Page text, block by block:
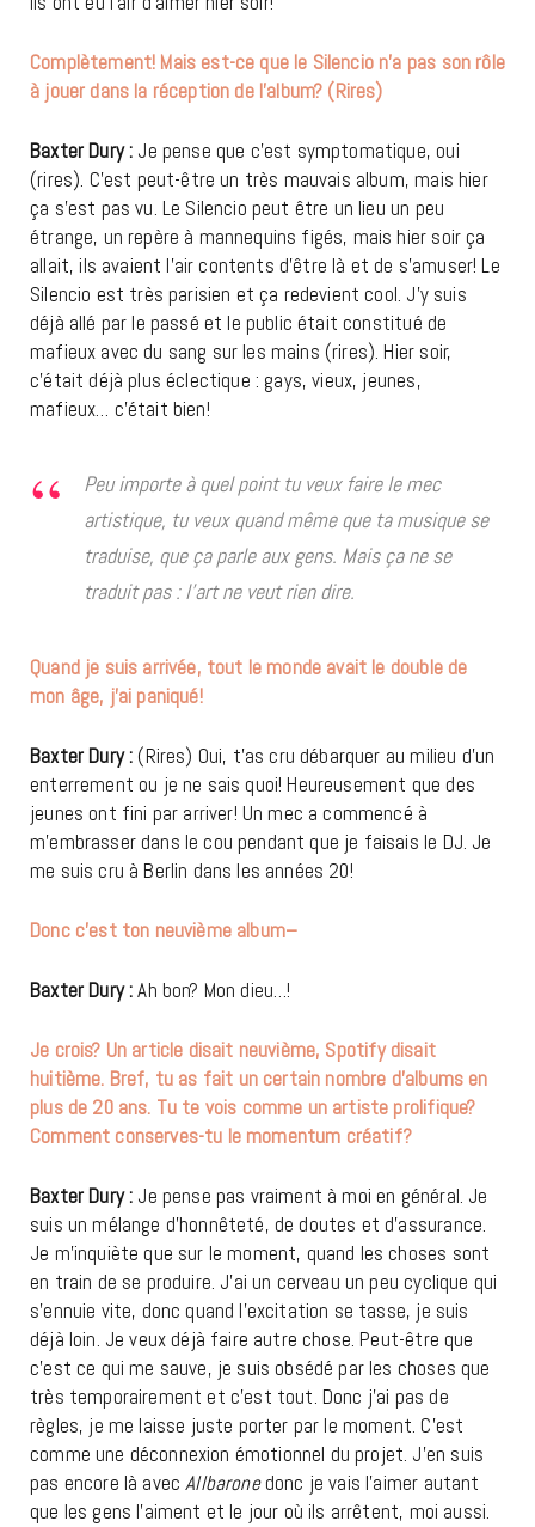
Complètement! Mais est-ce que le Silencio n’a pas son rôle
à jouer dans la réception de l’album? (Rires)
Baxter Dury : Je pense que c’est symptomatique, oui
(rires). C’est peut-être un très mauvais album, mais hier
ça s’est pas vu. Le Silencio peut être un lieu un peu
étrange, un repère à mannequins figés, mais hier soir ça
allait, ils avaient l’air contents d’être là et de s’amuser! Le
Silencio est très parisien et ça redevient cool. J’y suis
déjà allé par le passé et le public était constitué de
mafieux avec du sang sur les mains (rires). Hier soir,
c’était déjà plus éclectique : gays, vieux, jeunes,
mafieux… c’était bien!
Peu importe à quel point tu veux faire le mec
artistique, tu veux quand même que ta musique se
traduise, que ça parle aux gens. Mais ça ne se
traduit pas : l’art ne veut rien dire.
Quand je suis arrivée, tout le monde avait le double de
mon âge, j’ai paniqué!
Baxter Dury : (Rires) Oui, t’as cru débarquer au milieu d’un
enterrement ou je ne sais quoi! Heureusement que des
jeunes ont fini par arriver! Un mec a commencé à
m’embrasser dans le cou pendant que je faisais le DJ. Je
me suis cru à Berlin dans les années 20!
Donc c’est ton neuvième album–
Baxter Dury :Ah bon? Mon dieu…!
Je crois? Un article disait neuvième, Spotify disait
huitième. Bref, tu as fait un certain nombre d’albums en
plus de 20 ans. Tu te vois comme un artiste prolifique?
Comment conserves-tu le momentum créatif?
Baxter Dury : Je pense pas vraiment à moi en général. Je
suis un mélange d’honnêteté, de doutes et d’assurance.
Je m’inquiète que sur le moment, quand les choses sont
en train de se produire. J’ai un cerveau un peu cyclique qui
s’ennuie vite, donc quand l’excitation se tasse, je suis
déjà loin. Je veux déjà faire autre chose. Peut-être que
c’est ce qui me sauve, je suis obsédé par les choses que
très temporairement et c’est tout. Donc j’ai pas de
règles, je me laisse juste porter par le moment. C’est
comme une déconnexion émotionnel du projet. J’en suis
pas encore là avecAllbaronedonc je vais l’aimer autant
que les gens l’aiment et le jour où ils arrêtent, moi aussi.